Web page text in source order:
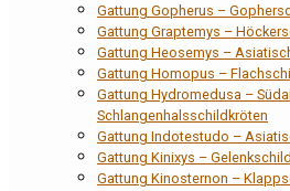
Gattung Gopherus –
Gattung Graptemys –
Gattung Heosemys –
Gattung Homopus –
Gattung Hydromedusa –
Schlangenhalsschildkröten
Gattung Indotestudo –
Gattung Kinixys –
Gattung Kinosternon –